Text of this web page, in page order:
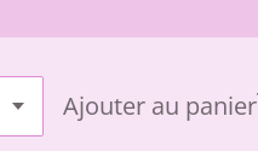
Ajouter au panier